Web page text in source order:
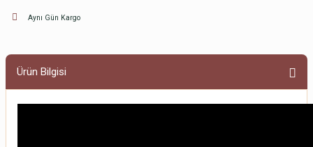
Aynı Gün Kargo
Ürün Bilgisi